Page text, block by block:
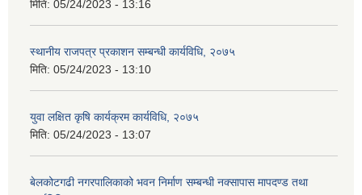
मिति: 05/24/2023 - 13:16
स्थानीय राजपत्र प्रकाशन सम्बन्धी कार्यविधि, २०७५
मिति: 05/24/2023 - 13:10
युवा लक्षित कृषि कार्यक्रम कार्यविधि, २०७५
मिति: 05/24/2023 - 13:07
बेलकोटगढी नगरपालिकाको भवन निर्माण सम्बन्धी नक्सापास मापदण्ड तथा